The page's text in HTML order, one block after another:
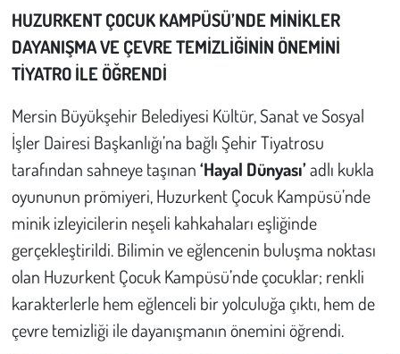
HUZURKENT ÇOCUK KAMPÜSÜ’NDE MİNİKLER
DAYANIŞMA VE ÇEVRE TEMİZLİĞİNİN ÖNEMİNİ
TİYATRO İLE ÖĞRENDİ
Mersin Büyükşehir Belediyesi Kültür, Sanat ve Sosyal
İşler Dairesi Başkanlığı’na bağlı Şehir Tiyatrosu
tarafından sahneye taşınan‘Hayal Dünyası’adlı kukla
oyununun prömiyeri, Huzurkent Çocuk Kampüsü’nde
minik izleyicilerin neşeli kahkahaları eşliğinde
gerçekleştirildi. Bilimin ve eğlencenin buluşma noktası
olan Huzurkent Çocuk Kampüsü’nde çocuklar; renkli
karakterlerle hem eğlenceli bir yolculuğa çıktı, hem de
çevre temizliği ile dayanışmanın önemini öğrendi.
Çevre
Galeri
Günün İçinden
Vefat İlanları
Tarih
Hukuk
Tarım